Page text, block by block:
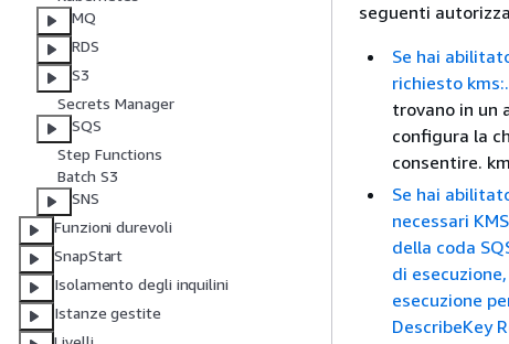
MQ
RDS
S3
Secrets Manager
SQS
Step Functions
Batch S3
SNS
Funzioni durevoli
SnapStart
Isolamento degli inquilini
Istanze gestite
seguenti
Se hai
richiesto
trovano in un
configura la
consentire.
Se hai
necessari
della coda
di
esecuzione
DescribeKey